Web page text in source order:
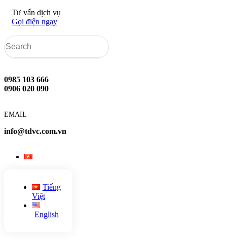
Tư vấn dịch vụ
Gọi điện ngay
0985 103 666
0906 020 090
EMAIL
info@tdvc.com.vn
Tiếng
Việt
English